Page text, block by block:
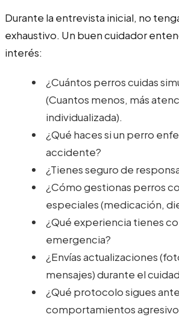
Durante la entrevista inicial, no
exhaustivo. Un buen cuidador
interés:
¿Cuántos perros cuidas
(Cuantos menos, más
individualizada).
¿Qué haces si un perro
accidente?
¿Tienes seguro de
¿Cómo gestionas perros
especiales (medicación,
¿Qué experiencia tienes
emergencia?
¿Envías actualizaciones
mensajes) durante el
¿Qué protocolo sigues ante
comportamientos